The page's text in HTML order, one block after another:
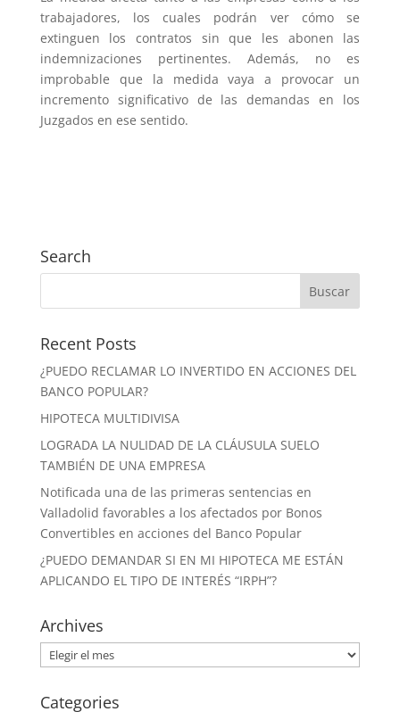
trabajadores, los cuales podrán ver cómo se
extinguen los contratos sin que les abonen las
indemnizaciones pertinentes. Además, no es
improbable que la medida vaya a provocar un
incremento significativo de las demandas en los
Juzgados en ese sentido.
Search
Recent Posts
¿PUEDO RECLAMAR LO INVERTIDO EN ACCIONES DEL
BANCO POPULAR?
HIPOTECA MULTIDIVISA
LOGRADA LA NULIDAD DE LA CLÁUSULA SUELO
TAMBIÉN DE UNA EMPRESA
Notificada una de las primeras sentencias en
Valladolid favorables a los afectados por Bonos
Convertibles en acciones del Banco Popular
¿PUEDO DEMANDAR SI EN MI HIPOTECA ME ESTÁN
APLICANDO EL TIPO DE INTERÉS “IRPH”?
Archives
Archives
Categories